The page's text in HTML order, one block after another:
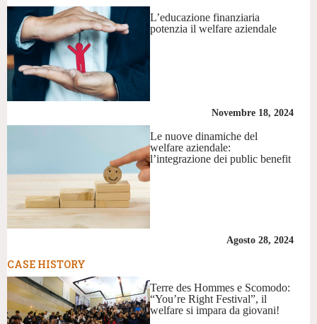
L’educazione finanziaria
potenzia il welfare aziendale
Novembre 18, 2024
Le nuove dinamiche del
welfare aziendale:
l’integrazione dei public benefit
Agosto 28, 2024
CASE HISTORY
Terre des Hommes e Scomodo:
“You’re Right Festival”, il
welfare si impara da giovani!